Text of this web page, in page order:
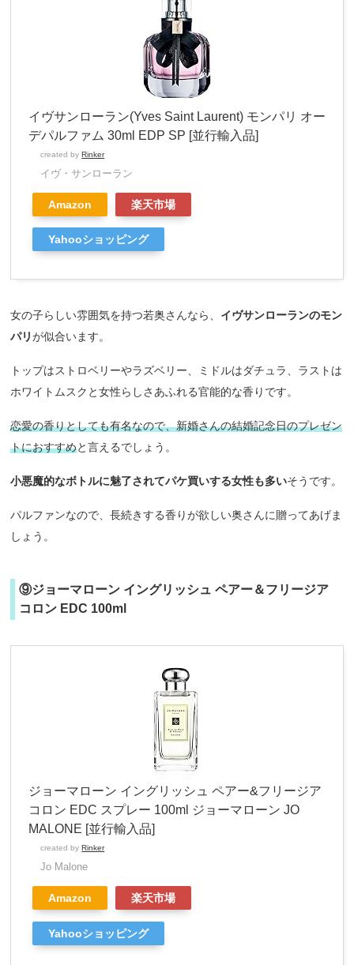
イヴサンローラン(Yves Saint Laurent) モンパリ オー
デパルファム 30ml EDP SP [並行輸入品]
created byRinker
イヴ・サンローラン
Amazon 楽天市場
Yahooショッピング
女の子らしい雰囲気を持つ若奥さんなら、 イヴサンローランのモン
パリが似合います。
トップはストロベリーやラズベリー、ミドルはダチュラ、ラストは
ホワイトムスクと女性らしさあふれる官能的な香りです。
恋愛の香りとしても有名なので、新婚さんの結婚記念日のプレゼン
トにおすすめと言えるでしょう。
小悪魔的なボトルに魅了されてパケ買いする女性も多いそうです。
パルファンなので、長続きする香りが欲しい奥さんに贈ってあげま
しょう。
⑨ジョーマローン イングリッシュ ペアー＆フリージア
コロン EDC 100ml
ジョーマローン イングリッシュ ペアー&フリージア
コロン EDC スプレー 100ml ジョーマローン JO
MALONE [並行輸入品]
created byRinker
Jo Malone
Amazon 楽天市場
Yahooショッピング